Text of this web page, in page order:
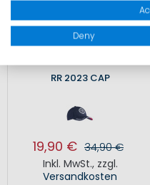
RR 2023 CAP
19,90 € 34,90 €
Inkl. MwSt., zzgl.
Versandkosten
Deny